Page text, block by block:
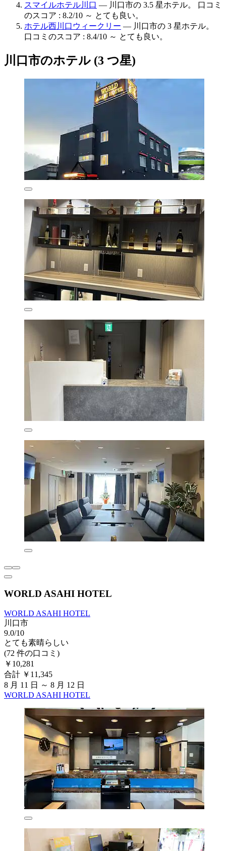
スマイルホテル川口 — 川口市の 3.5 星ホテル。 口コミ
のスコア : 8.2/10 ～ とても良い。
ホテル西川口ウィークリー — 川口市の 3 星ホテル。
口コミのスコア : 8.4/10 ～ とても良い。
川口市のホテル (3 つ星)
WORLD ASAHI HOTEL
WORLD ASAHI HOTEL
川口市
9.0/10
とても素晴らしい
(72 件の口コミ)
￥10,281
合計 ￥11,345
8 月 11 日 ～ 8 月 12 日
WORLD ASAHI HOTEL